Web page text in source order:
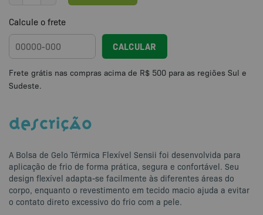
Calcule o frete
CALCULAR
DESCRIÇÃO
A Bolsa de Gelo Térmica Flexível Sensii foi desenvolvida para
aplicação de frio de forma prática, segura e confortável. Seu
design flexível adapta-se facilmente às diferentes áreas do
corpo, enquanto o revestimento em tecido macio ajuda a evitar
o contato direto excessivo do frio com a pele.